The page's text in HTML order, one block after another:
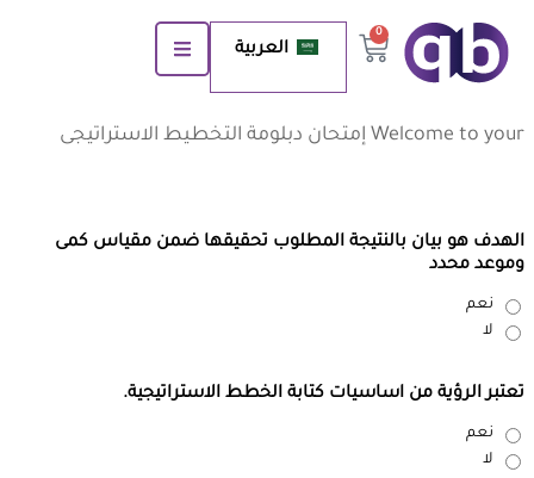
0
العربية
Welcome to your إمتحان دبلومة التخطيط الاستراتيجى
الهدف هو بيان بالنتيجة المطلوب تحقيقها ضمن مقياس كمى
وموعد محدد
نعم
لا
تعتبر الرؤية من اساسيات كتابة الخطط الاستراتيجية.
نعم
لا